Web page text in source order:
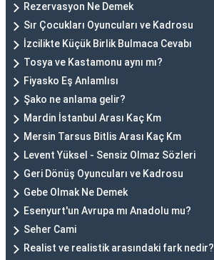
Rezervasyon Ne Demek
Sır Çocukları Oyuncuları ve Kadrosu
İzcilikte Küçük Birlik Bulmaca Cevabı
Tosya ve Kastamonu aynı mı?
Fiyasko Eş Anlamlısı
Şako ne anlama gelir?
Mardin İstanbul Arası Kaç Km
Mersin Tarsus Bitlis Arası Kaç Km
Levent Yüksel - Sensiz Olmaz Sözleri
Geri Dönüş Oyuncuları ve Kadrosu
Gebe Olmak Ne Demek
Esenyurt'un Avrupa mı Anadolu mu?
Seher Cami
Realist ve realistik arasındaki fark nedir?